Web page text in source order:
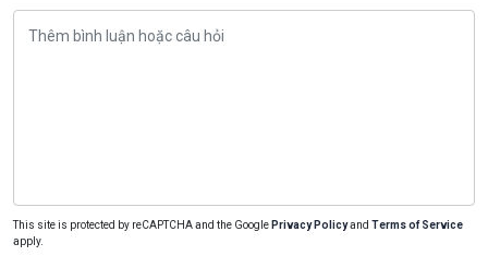
This site is protected by reCAPTCHA and the Google Privacy Policyand Terms of Service
apply.